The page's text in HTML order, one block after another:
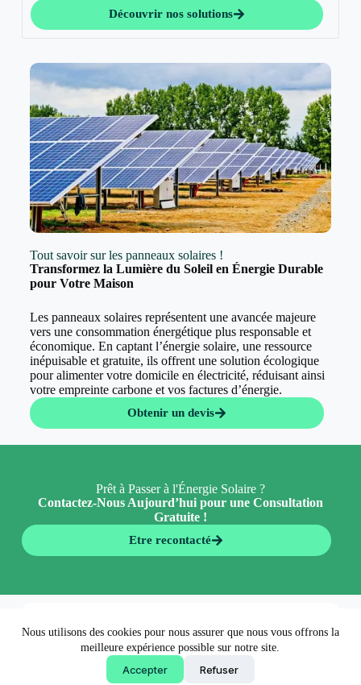
Nous utilisons des cookies pour nous assurer que nous vous offrons la
meilleure expérience possible sur notre site.
Accepter Refuser
Découvrir nos solutions
Tout savoir sur les panneaux solaires !
Transformez la Lumière du Soleil en Énergie Durable
pour Votre Maison
Les panneaux solaires représentent une avancée majeure
vers une consommation énergétique plus responsable et
économique. En captant l’énergie solaire, une ressource
inépuisable et gratuite, ils offrent une solution écologique
pour alimenter votre domicile en électricité, réduisant ainsi
votre empreinte carbone et vos factures d’énergie.
Obtenir un devis
Prêt à Passer à l'Énergie Solaire ?
Contactez-Nous Aujourd’hui pour une Consultation
Gratuite !
Etre recontacté
Obtenir un devis
Copyright © 2026 - EconormWay - Solutions écologiques